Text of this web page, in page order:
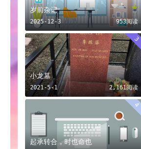
岁前杂记
2025-12-3 953阅读
3
小龙墓
2021-5-1 2,161阅读
4
起承转合，时也命也